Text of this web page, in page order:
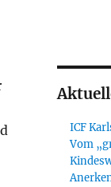
ICF
Vom